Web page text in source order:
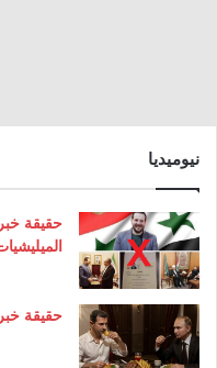
نيوميديا
حقيقة
حقيقة